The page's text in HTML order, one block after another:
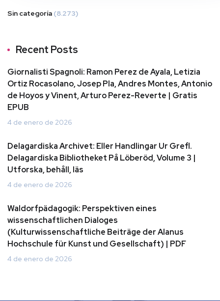
Sin categoría (8.273)
Recent Posts
Giornalisti Spagnoli: Ramon Perez de Ayala, Letizia
Ortiz Rocasolano, Josep Pla, Andres Montes, Antonio
de Hoyos y Vinent, Arturo Perez-Reverte | Gratis
EPUB
4 de enero de 2026
Delagardiska Archivet: Eller Handlingar Ur Grefl.
Delagardiska Bibliotheket På Löberöd, Volume 3 |
Utforska, behåll, läs
4 de enero de 2026
Waldorfpädagogik: Perspektiven eines
wissenschaftlichen Dialoges
(Kulturwissenschaftliche Beiträge der Alanus
Hochschule für Kunst und Gesellschaft) | PDF
4 de enero de 2026